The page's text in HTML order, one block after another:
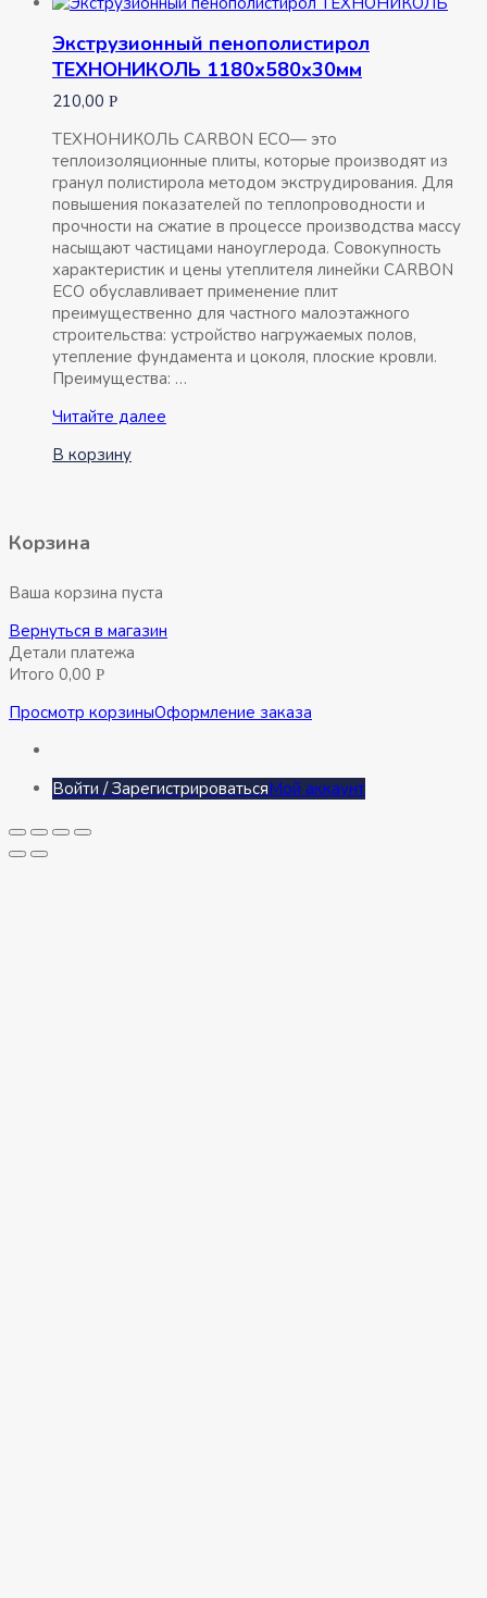
PRO
PN
1250х610х50мм
10шт
7.62м2
Экструзионный пенополистирол
ТЕХНОНИКОЛЬ 1180х580х30мм
210,00 Р
ТЕХНОНИКОЛЬ CARBON ECO— это
теплоизоляционные плиты, которые производят из
гранул полистирола методом экструдирования. Для
повышения показателей по теплопроводности и
прочности на сжатие в процессе производства массу
насыщают частицами наноуглерода. Совокупность
характеристик и цены утеплителя линейки CARBON
ECO обуславливает применение плит
преимущественно для частного малоэтажного
строительства: устройство нагружаемых полов,
утепление фундамента и цоколя, плоские кровли.
Преимущества: …
Экструзионный
ТЕХНОНИКОЛЬ
Читайте далее
В корзину
Корзина
Ваша корзина пуста
Вернуться в магазин
Детали платежа
Итого 0,00 Р
Просмотр корзиныОформление заказа
Войти / ЗарегистрироватьсяМой аккаунт